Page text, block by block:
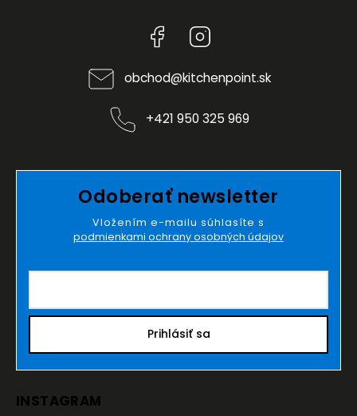
Facebook
obchod@kitchenpoint.sk
+421 950 325 969
Odoberať newsletter
Vložením e-mailu súhlasíte s
podmienkami ochrany osobných údajov
Prihlásiť sa
INSTAGRAM